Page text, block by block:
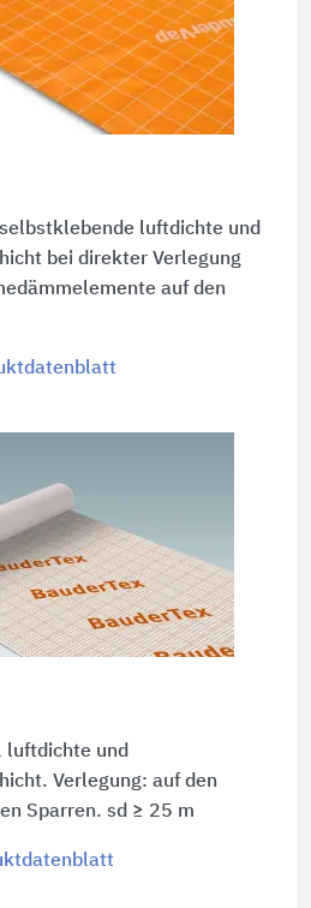
luftdichte und
bei direkter Verlegung
auf den
luftdichte und
Verlegung: auf den
Sparren. sd ≥ 25 m